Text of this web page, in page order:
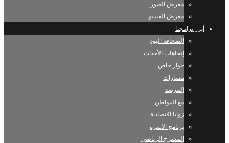
معرض الصور
معرض الفيديو
أبرز برامجنا
الصحافة اليوم
إتجاهات الأحداث
حوار خاص
مسارات
المرصد
مع المواطن
زوايا اقتصادية
برنامج الأسرة
المسرح الرياضي